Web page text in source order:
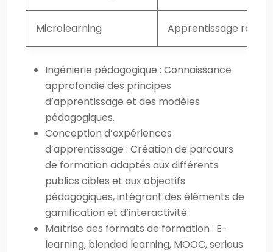
Microlearning Apprentissage
Ingénierie pédagogique : Connaissance
approfondie des principes
d’apprentissage et des modèles
pédagogiques.
Conception d’expériences
d’apprentissage : Création de parcours
de formation adaptés aux différents
publics cibles et aux objectifs
pédagogiques, intégrant des éléments de
gamification et d’interactivité.
Maîtrise des formats de formation : E-
learning, blended learning, MOOC, serious